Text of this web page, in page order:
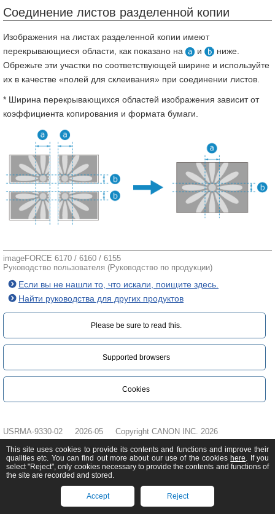
Соединение листов разделенной копии
Изображения на листах разделенной копии имеют
перекрывающиеся области, как показано на
и
ниже.
Обрежьте эти участки по соответствующей ширине и используйте
их в качестве «полей для склеивания» при соединении листов.
* Ширина перекрывающихся областей изображения зависит от
коэффициента копирования и формата бумаги.
imageFORCE 6170 / 6160 / 6155
Руководство пользователя (Руководство по продукции)
Если вы не нашли то, что искали, поищите здесь.
Найти руководства для других продуктов
Please be sure to read this.‎
Supported browsers
Cookies
USRMA-9330-02 2026-05 Copyright CANON INC. 2026
This site uses cookies to provide its contents and functions and improve their
qualities etc. You can find out more about our use of the cookies here. If you
select "Reject", only cookies necessary to provide the contents and functions of
the site are recorded and stored.
Accept Reject